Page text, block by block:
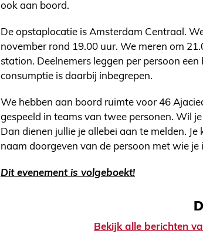
ook aan boord.
De opstaplocatie is Amsterdam Centraal.
november rond 19.00 uur. We meren om
station. Deelnemers leggen per persoon
consumptie is daarbij inbegrepen.
We hebben aan boord ruimte voor 46
gespeeld in teams van twee personen. Wil
Dan dienen jullie je allebei aan te melden.
naam doorgeven van de persoon met wie je
Dit evenement is volgeboekt!
Bekijk alle berichten